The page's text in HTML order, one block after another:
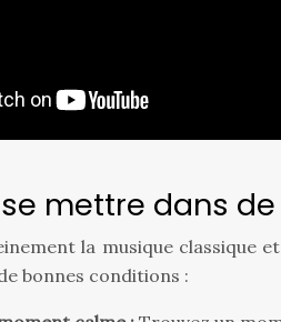
mettre dans
la musique classique
bonnes conditions :